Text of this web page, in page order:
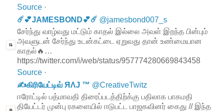
Source ·
☄️💕JAMESBOND💕☄️ @jamesbond007_s
சேர்ந்து வாழ்வது மட்டும் காதல் இல்லை அவள் இறந்த பின்பும்
அவளுடன் சேர்ந்து உடன்கட்டை ஏறுவது தான் உண்மையான
காதல்🔥…
https://twitter.com/i/web/status/957774280669843458
Source ·
✍கிரியேட்டிவ் ЯΛJ ™ @CreativeTwitz
ஈரோட்டில் பத்மாவதி திரைப்படத்திற்க்கு பதிலாக பாகமதி
தியேட்டர் முன்பு ரகளையில் ஈடுபட்ட பாஜகவினர் கைது // இந்த